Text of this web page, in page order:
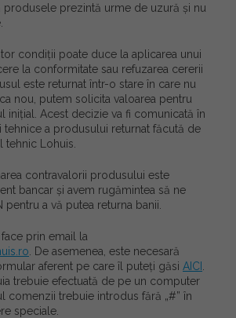
produsele prezintă urme de uzură și nu
condiții poate duce la aplicarea unui
la conformitate sau refuzarea cererii
este returnat într-o stare în care nu
nou, putem solicita valoarea pentru
inițial. Acest decizie va fi comunicată în
tehnice a produsului returnat făcută de
tehnic Lohuis.
contravalorii produsului este
bancar și avem rugămintea să ne
a vă putea returna banii.
prin email la
. De asemenea, este necesară
aferent pe care îl puteți găsi AICI
trebuie efectuată de pe un computer
comenzii trebuie introdus fără „#” în
speciale.